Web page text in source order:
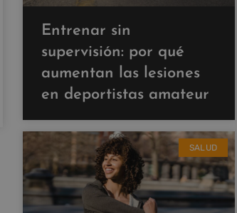
Entrenar sin
supervisión: por qué
aumentan las lesiones
en deportistas amateur
SALUD